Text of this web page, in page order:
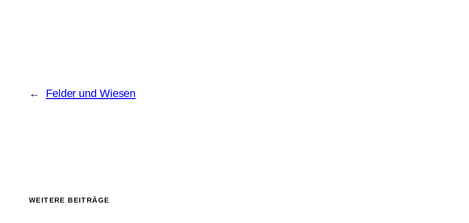
← Felder und Wiesen
WEITERE BEITRÄGE